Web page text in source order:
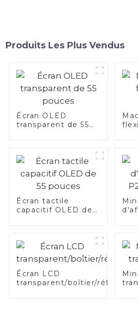
Produits Les Plus Vendus
Écran OLED
transparent de 55
Écran tactile
capacitif OLED de
Écran LCD
transparent/boîtier/